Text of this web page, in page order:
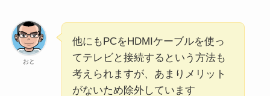
おと
他にもPCをHDMIケーブルを使っ
てテレビと接続するという方法も
考えられますが、あまりメリット
がないため除外しています